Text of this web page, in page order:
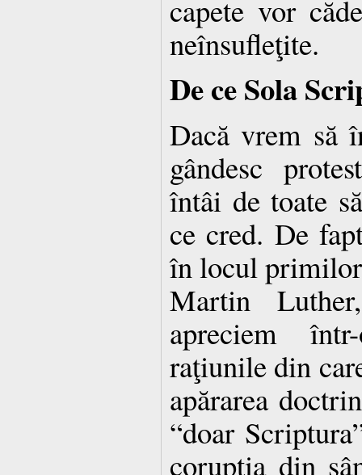
capete vor
neînsufleţite.
De ce Sola
Dacă vrem să
gândesc
întâi de toate
ce cred. De
în locul
Martin
apreciem
raţiunile din
apărarea
“doar
corupţia din